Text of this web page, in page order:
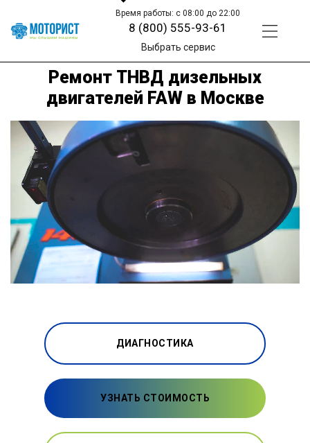
Время работы: с 08:00 до 22:00
8 (800) 555-93-61
Выбрать сервис
Ремонт ТНВД дизельных
двигателей FAW в Москве
ДИАГНОСТИКА
УЗНАТЬ СТОИМОСТЬ